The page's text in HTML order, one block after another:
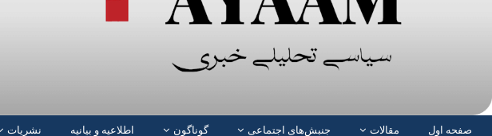
صفحە اول مقالات جنبش‌های اجتماعی گوناگون اطلاعیه و بیانیه نشریات